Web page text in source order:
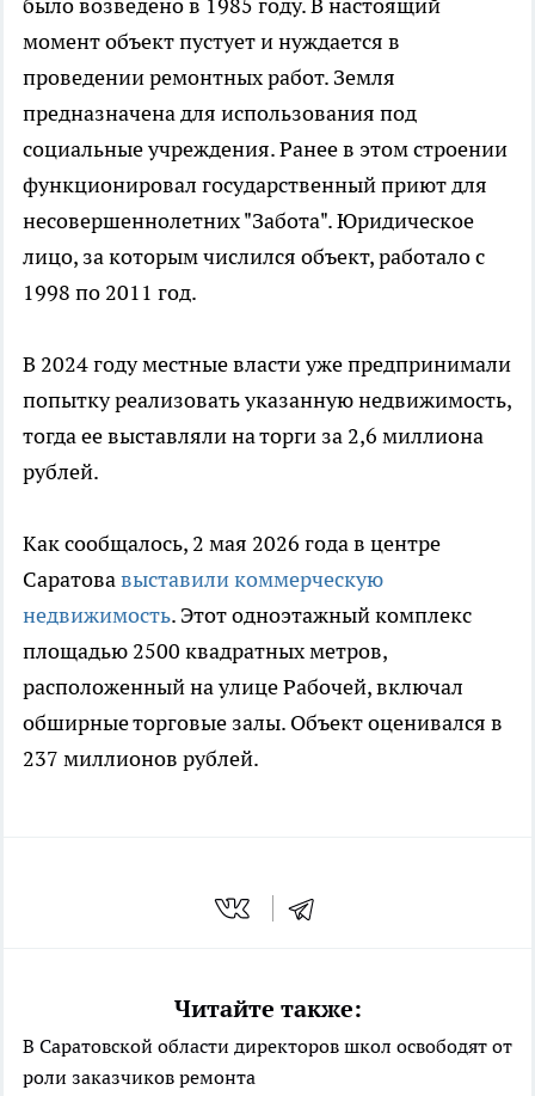
было возведено в 1985 году. В настоящий
момент объект пустует и нуждается в
проведении ремонтных работ. Земля
предназначена для использования под
социальные учреждения. Ранее в этом строении
функционировал государственный приют для
несовершеннолетних "Забота". Юридическое
лицо, за которым числился объект, работало с
1998 по 2011 год.
В 2024 году местные власти уже предпринимали
попытку реализовать указанную недвижимость,
тогда ее выставляли на торги за 2,6 миллиона
рублей.
Как сообщалось, 2 мая 2026 года в центре
Саратовавыставили коммерческую
недвижимость. Этот одноэтажный комплекс
площадью 2500 квадратных метров,
расположенный на улице Рабочей, включал
обширные торговые залы. Объект оценивался в
237 миллионов рублей.
Читайте также:
В Саратовской области директоров школ освободят от
роли заказчиков ремонта